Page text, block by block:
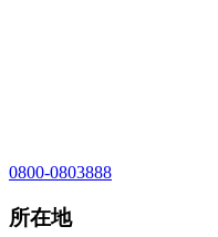
0800-0803888
所在地